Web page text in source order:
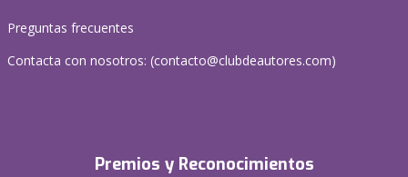
Preguntas frecuentes
Contacta con nosotros: (contacto@clubdeautores.com)
Premios y Reconocimientos